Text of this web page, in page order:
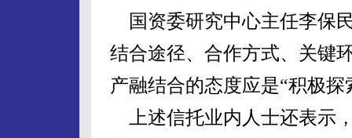
国资委研究中心主任李保
结合途径、合作方式、关键
产融结合的态度应是“积极
上述信托业内人士还表示